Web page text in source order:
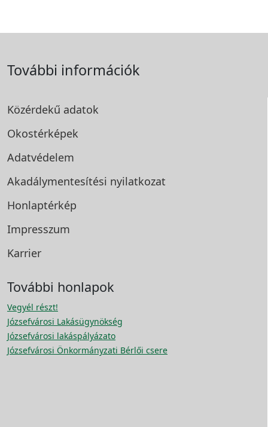
További információk
Közérdekű adatok
Okostérképek
Adatvédelem
Akadálymentesítési nyilatkozat
Honlaptérkép
Impresszum
Karrier
További honlapok
Vegyél részt!
Józsefvárosi Lakásügynökség
Józsefvárosi lakáspályázato
Józsefvárosi Önkormányzati Bérlői csere